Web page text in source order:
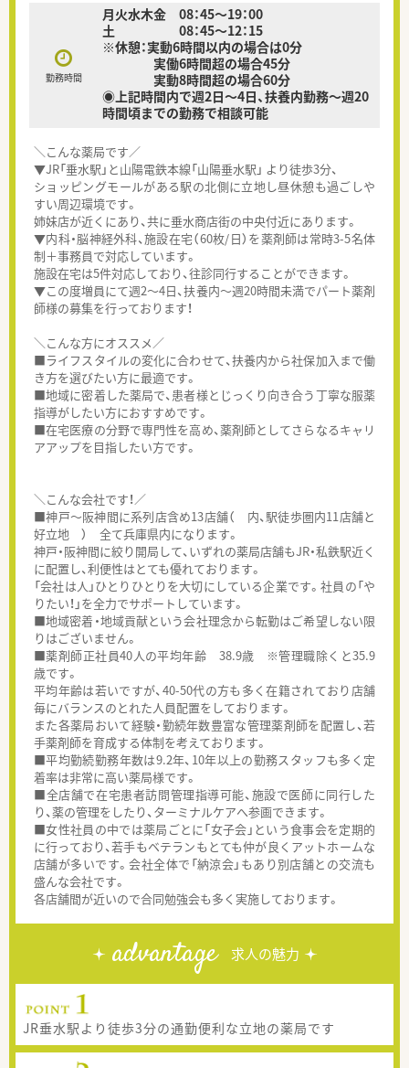
勤務時間
月火水木金 08：45～19：00
土 08：45～12：15
※休憩：実動6時間以内の場合は0分
実働6時間超の場合45分
実動8時間超の場合60分
◉上記時間内で週2日～4日、扶養内勤務～週20
時間頃までの勤務で相談可能
＼こんな薬局です／
▼JR「垂水駅」と山陽電鉄本線「山陽垂水駅」 より徒歩3分、
ショッピングモールがある駅の北側に立地し昼休憩も過ごしや
すい周辺環境です。
姉妹店が近くにあり、共に垂水商店街の中央付近にあります。
▼内科・脳神経外科、施設在宅（60枚/日）を薬剤師は常時3-5名体
制＋事務員で対応しています。
施設在宅は5件対応しており、往診同行することができます。
▼この度増員にて週2～4日、扶養内～週20時間未満でパート薬剤
師様の募集を行っております！
＼こんな方にオススメ／
■ライフスタイルの変化に合わせて、扶養内から社保加入まで働
き方を選びたい方に最適です。
■地域に密着した薬局で、患者様とじっくり向き合う丁寧な服薬
指導がしたい方におすすめです。
■在宅医療の分野で専門性を高め、薬剤師としてさらなるキャリ
アアップを目指したい方です。
＼こんな会社です！／
■神戸～阪神間に系列店含め13店舗（ 内、駅徒歩圏内11店舗と
好立地 ） 全て兵庫県内になります。
神戸・阪神間に絞り開局して、いずれの薬局店舗もJR・私鉄駅近く
に配置し、利便性はとても優れております。
「会社は人」ひとりひとりを大切にしている企業です。社員の「や
りたい！」を全力でサポートしています。
■地域密着・地域貢献という会社理念から転勤はご希望しない限
りはございません。
■薬剤師正社員40人の平均年齢 38.9歳 ※管理職除くと35.9
歳です。
平均年齢は若いですが、40-50代の方も多く在籍されており店舗
毎にバランスのとれた人員配置をしております。
また各薬局おいて経験・勤続年数豊富な管理薬剤師を配置し、若
手薬剤師を育成する体制を考えております。
■平均勤続勤務年数は9.2年、10年以上の勤務スタッフも多く定
着率は非常に高い薬局様です。
■全店舗で在宅患者訪問管理指導可能、施設で医師に同行した
り、薬の管理をしたり、ターミナルケアへ参画できます。
■女性社員の中では薬局ごとに「女子会」という食事会を定期的
に行っており、若手もベテランもとても仲が良くアットホームな
店舗が多いです。会社全体で「納涼会」もあり別店舗との交流も
盛んな会社です。
各店舗間が近いので合同勉強会も多く実施しております。
advantage 求人の魅力
JR垂水駅より徒歩3分の通勤便利な立地の薬局です